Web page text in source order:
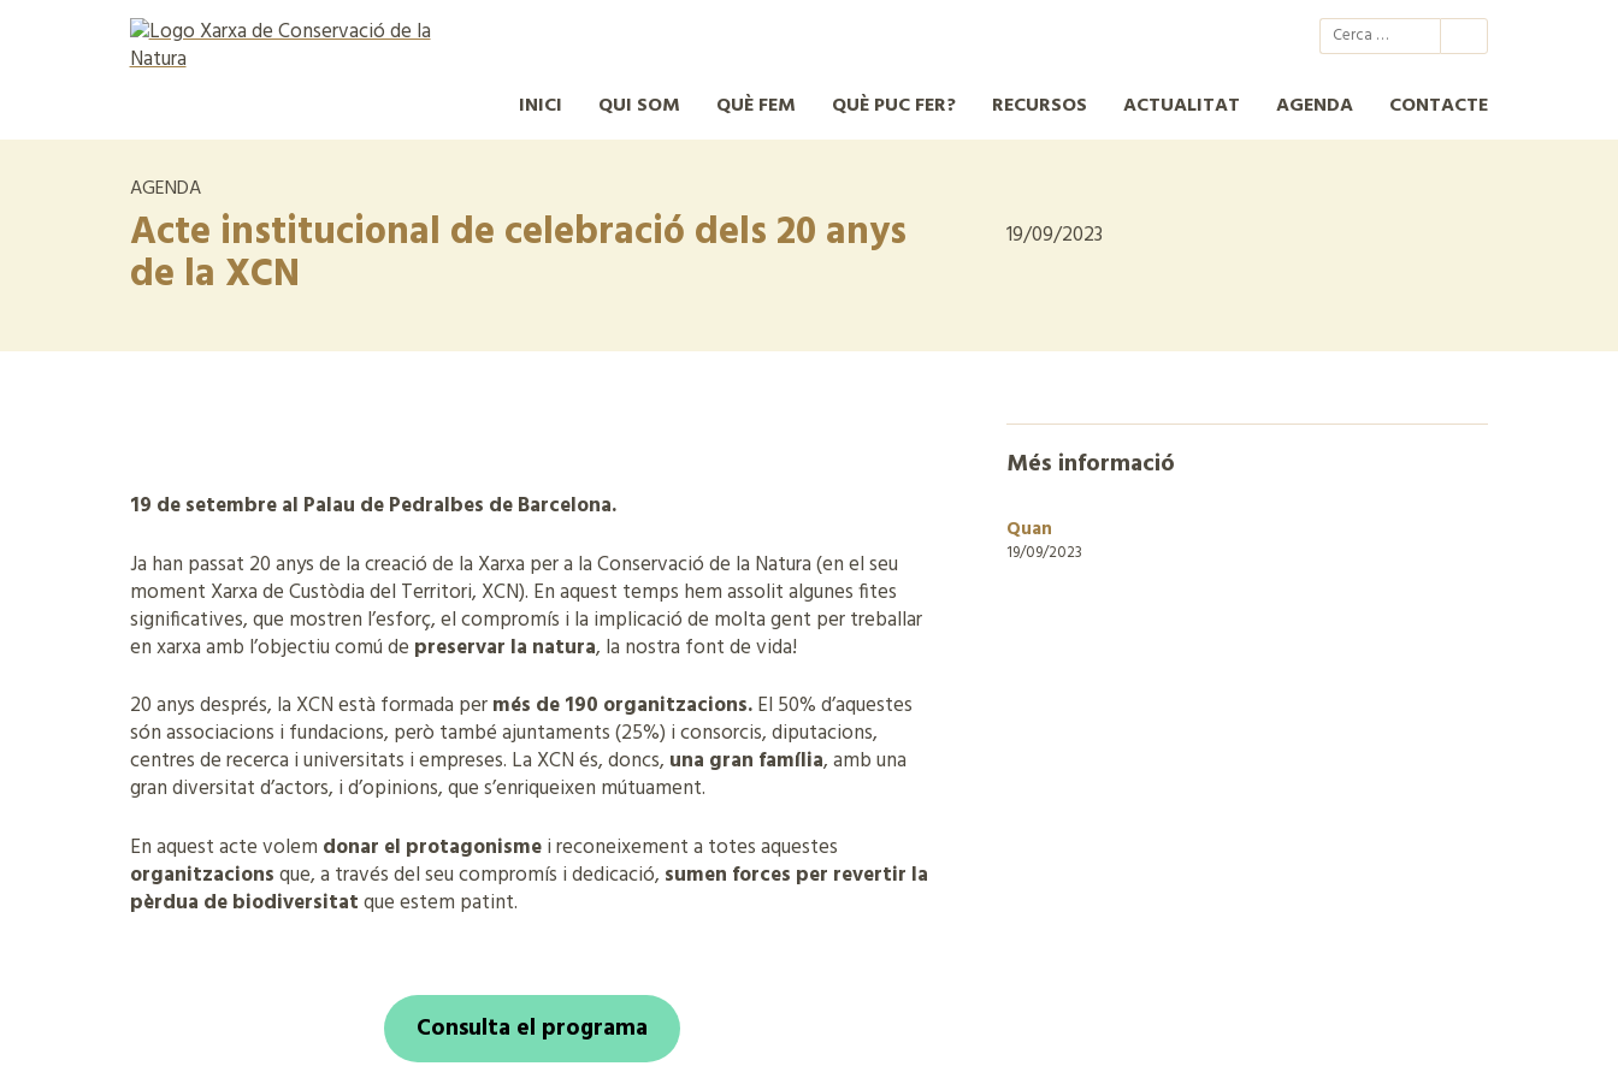
Xarxa per a la Conservació de la Natura
INICI QUI SOM QUÈ FEM QUÈ PUC FER? RECURSOS ACTUALITAT AGENDA CONTACTE
AGENDA
Acte institucional de celebració dels 20 anys
de la XCN
19/09/2023
19 de setembre al Palau de Pedralbes de Barcelona.
Ja han passat 20 anys de la creació de la Xarxa per a la Conservació de la Natura (en el seu
moment Xarxa de Custòdia del Territori, XCN). En aquest temps hem assolit algunes fites
significatives, que mostren l’esforç, el compromís i la implicació de molta gent per treballar
en xarxa amb l’objectiu comú de preservar la natura, la nostra font de vida!
20 anys després, la XCN està formada permés de 190 organitzacions.El 50% d’aquestes
són associacions i fundacions, però també ajuntaments (25%) i consorcis, diputacions,
centres de recerca i universitats i empreses. La XCN és, doncs, una gran família, amb una
gran diversitat d’actors, i d’opinions, que s’enriqueixen mútuament.
En aquest acte volem donar el protagonismei reconeixement a totes aquestes
organitzacionsque, a través del seu compromís i dedicació, sumen forces per revertir la
pèrdua de biodiversitatque estem patint.
Consulta el programa
Més informació
Quan
19/09/2023